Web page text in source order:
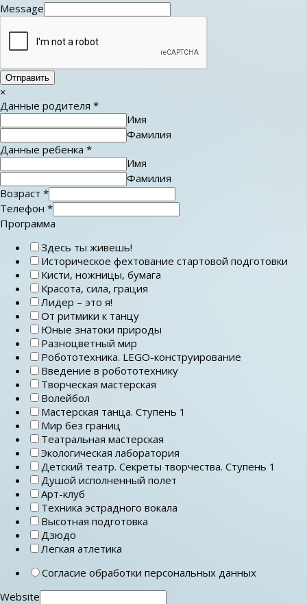
Message
Отправить
×
Данные родителя *
Имя
Фамилия
Данные ребенка *
Имя
Фамилия
Возраст *
Телефон *
Программа
Здесь ты живешь!
Историческое фехтование стартовой подготовки
Кисти, ножницы, бумага
Красота, сила, грация
Лидер – это я!
От ритмики к танцу
Юные знатоки природы
Разноцветный мир
Робототехника. LEGO-конструирование
Введение в робототехнику
Творческая мастерская
Волейбол
Мастерская танца. Ступень 1
Мир без границ
Театральная мастерская
Экологическая лаборатория
Детский театр. Секреты творчества. Ступень 1
Душой исполненный полет
Арт-клуб
Техника эстрадного вокала
Высотная подготовка
Дзюдо
Легкая атлетика
Согласие обработки персональных данных
Website